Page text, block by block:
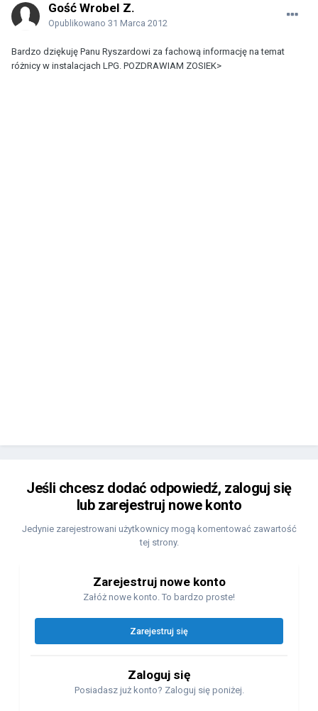
Gość Wrobel Z.
Opublikowano 31 Marca 2012
Bardzo dziękuję Panu Ryszardowi za fachową informację na temat
różnicy w instalacjach LPG. POZDRAWIAM ZOSIEK>
Jeśli chcesz dodać odpowiedź, zaloguj się
lub zarejestruj nowe konto
Jedynie zarejestrowani użytkownicy mogą komentować zawartość
tej strony.
Zarejestruj nowe konto
Załóż nowe konto. To bardzo proste!
Zarejestruj się
Zaloguj się
Posiadasz już konto? Zaloguj się poniżej.